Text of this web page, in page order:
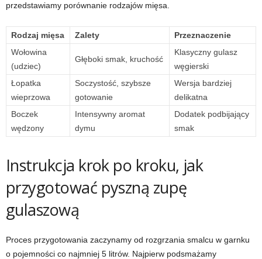
przedstawiamy porównanie rodzajów mięsa.
Rodzaj mięsa Zalety
Przeznaczenie
Wołowina
(udziec)
Głęboki smak, kruchość
Klasyczny gulasz
węgierski
Łopatka
wieprzowa
Soczystość, szybsze
gotowanie
Wersja bardziej
delikatna
Boczek
wędzony
Intensywny aromat
dymu
Dodatek podbijający
smak
Instrukcja krok po kroku, jak
przygotować pyszną zupę
gulaszową
Proces przygotowania zaczynamy od rozgrzania smalcu w garnku
o pojemności co najmniej 5 litrów. Najpierw podsmażamy